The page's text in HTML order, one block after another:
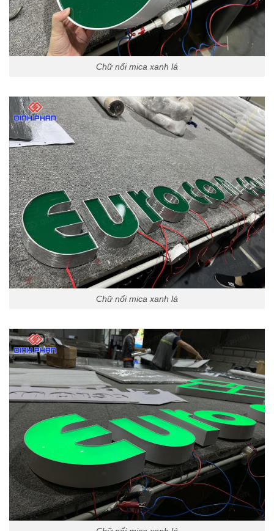
Chữ nổi mica xanh lá
Chữ nổi mica xanh lá